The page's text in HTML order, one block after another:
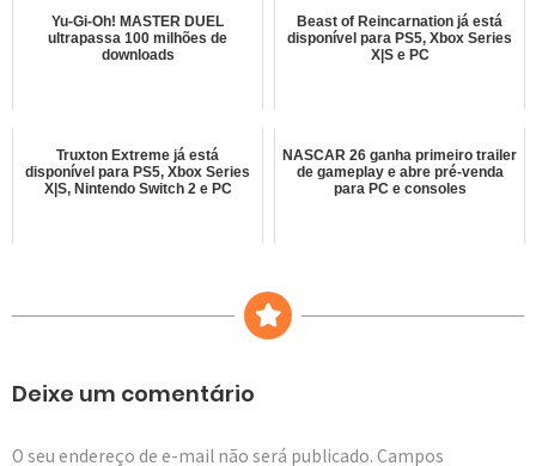
Yu-Gi-Oh! MASTER DUEL
ultrapassa 100 milhões de
downloads
Beast of Reincarnation já está
disponível para PS5, Xbox Series
X|S e PC
Truxton Extreme já está
disponível para PS5, Xbox Series
X|S, Nintendo Switch 2 e PC
NASCAR 26 ganha primeiro trailer
de gameplay e abre pré-venda
para PC e consoles
Deixe um comentário
O seu endereço de e-mail não será publicado. Campos